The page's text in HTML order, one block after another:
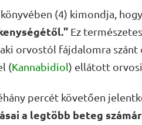
(4) kimondja, hogy
Ez
orvostól fájdalomra
(Kannabidiol) ellátott
percét követően
a legtöbb beteg